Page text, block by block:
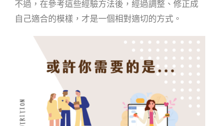
不過，在參考這些經驗方法後，經過調整、修正成
自己適合的模樣，才是一個相對適切的方式。